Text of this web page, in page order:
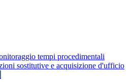
tempi procedimentali
sostitutive e acquisizione d'ufficio